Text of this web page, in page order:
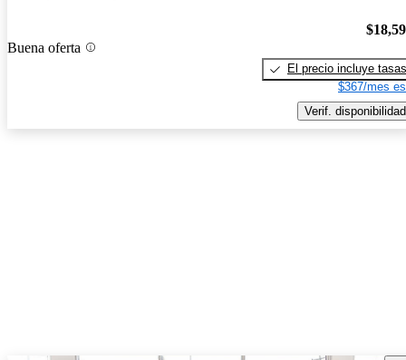
Buena oferta
El precio incluye tasas
$367/mes
Verif. disponibilidad